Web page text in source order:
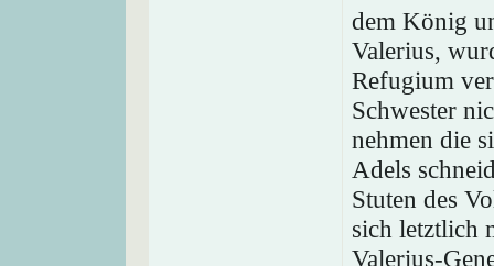
dem König
Valerius,
Refugium
Schwester
nehmen die
Adels
Stuten des
sich letztlich
Valerius-